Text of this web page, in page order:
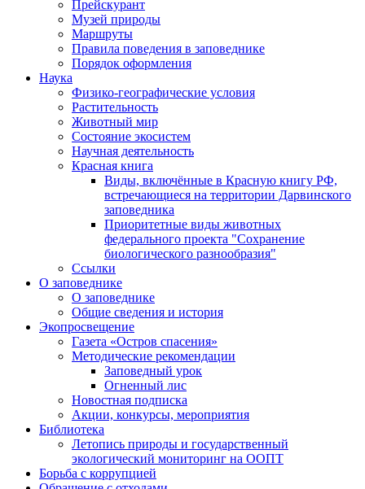
Прейскурант
Музей природы
Маршруты
Правила поведения в заповеднике
Порядок оформления
Наука
Физико-географические условия
Растительность
Животный мир
Состояние экосистем
Научная деятельность
Красная книга
Виды, включённые в Красную книгу РФ,
встречающиеся на территории Дарвинского
заповедника
Приоритетные виды животных
федерального проекта "Сохранение
биологического разнообразия"
Ссылки
О заповеднике
О заповеднике
Общие сведения и история
Экопросвещение
Газета «Остров спасения»
Методические рекомендации
Заповедный урок
Огненный лис
Новостная подписка
Акции, конкурсы, мероприятия
Библиотека
Летопись природы и государственный
экологический мониторинг на ООПТ
Борьба с коррупцией